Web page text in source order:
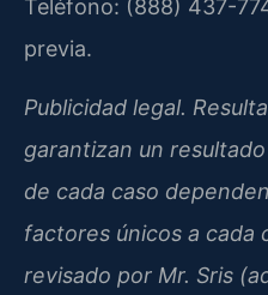
Teléfono: (888) 437-
previa.
Publicidad legal.
garantizan un
de cada caso
factores únicos a cada
revisado por Mr. Sris